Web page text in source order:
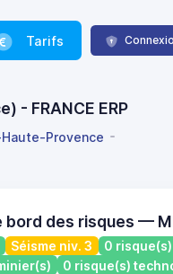
Tarifs
- FRANCE ERP
Provence
bord des risques —
Séisme niv. 3
0
0 risque(s)